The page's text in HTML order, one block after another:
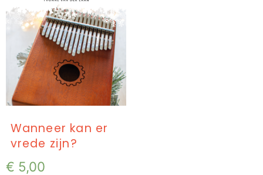
Wanneer kan er
vrede zijn?
€ 5,00